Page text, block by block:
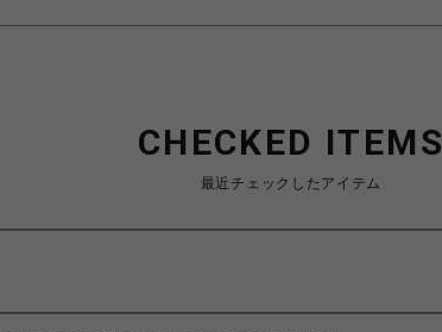
CHECKED ITEMS
最近チェックしたアイテム